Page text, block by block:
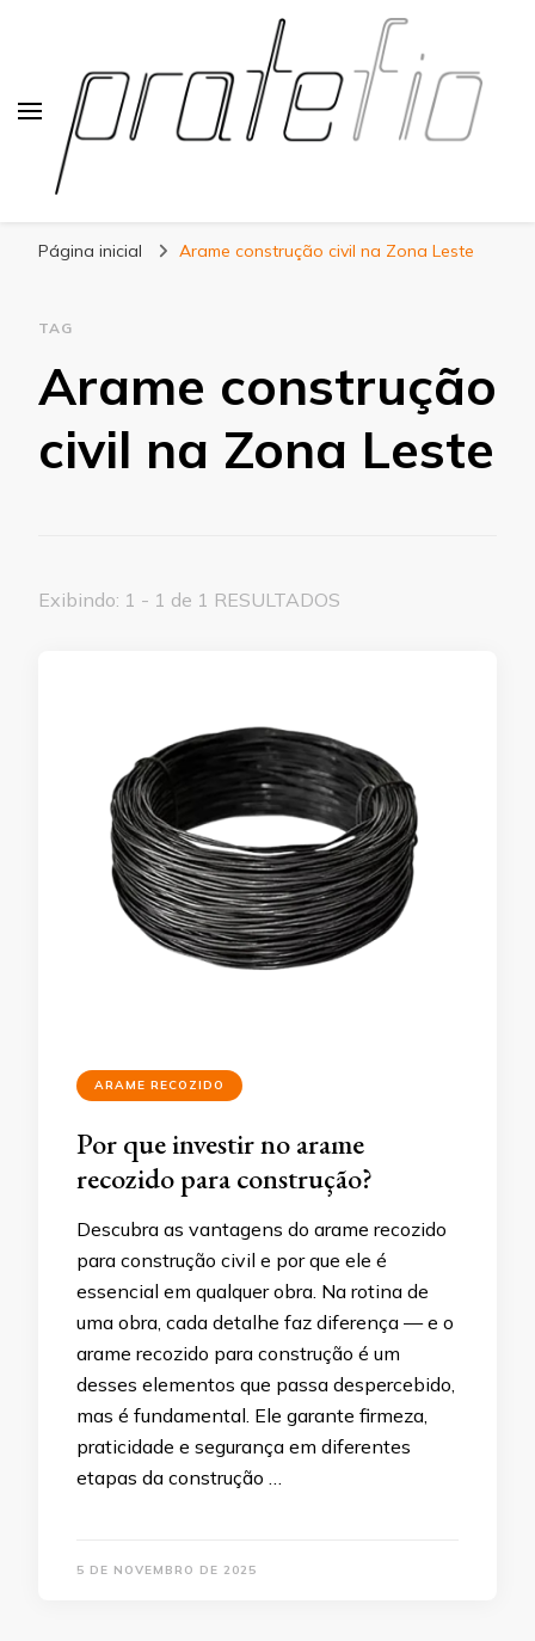
Página inicial Arame construção civil na Zona Leste
TAG
Arame construção
civil na Zona Leste
Exibindo: 1 - 1 de 1 RESULTADOS
ARAME RECOZIDO
Por que investir no arame
recozido para construção?
Descubra as vantagens do arame recozido
para construção civil e por que ele é
essencial em qualquer obra. Na rotina de
uma obra, cada detalhe faz diferença — e o
arame recozido para construção é um
desses elementos que passa despercebido,
mas é fundamental. Ele garante firmeza,
praticidade e segurança em diferentes
etapas da construção …
5 DE NOVEMBRO DE 2025